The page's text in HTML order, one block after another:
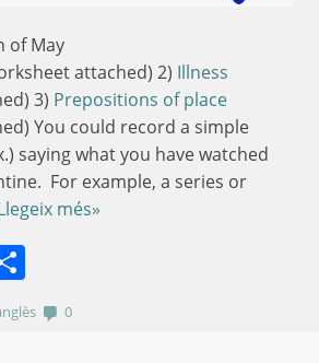
of May
attached) 2) Illness
3) Prepositions of place
You could record a simple
saying what you have watched
For example, a series or
més»
0